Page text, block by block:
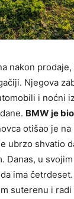
nakon
Njegova
i noćni
BMW je
otišao je
ubrzo shvatio
Danas, u
ima
suterenu i